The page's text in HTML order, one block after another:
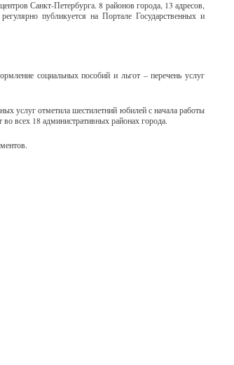
Санкт-Петербурга. 8 районов города, 13 адресов,
публикуется на Портале Государственных и
социальных пособий и льгот – перечень услуг
услуг отметила шестилетний юбилей с начала работы
18 административных районах города.